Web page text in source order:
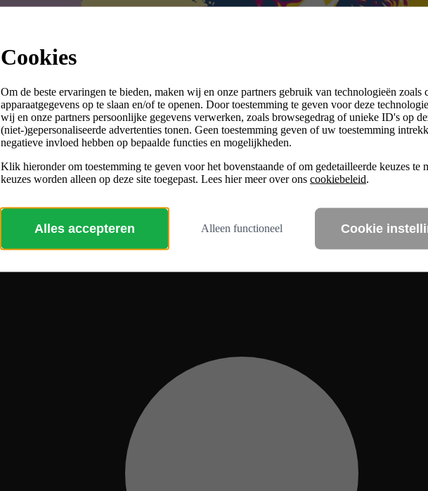
Cookies
Om de beste ervaringen te bieden, maken wij en onze partners gebruik van technologieën zoals
apparaatgegevens op te slaan en/of te openen. Door toestemming te geven voor deze
wij en onze partners persoonlijke gegevens verwerken, zoals browsegedrag of unieke ID's op
(niet-)gepersonaliseerde advertenties tonen. Geen toestemming geven of uw toestemming
negatieve invloed hebben op bepaalde functies en mogelijkheden.
Klik hieronder om toestemming te geven voor het bovenstaande of om gedetailleerde keuzes te
keuzes worden alleen op deze site toegepast. Lees hier meer over ons cookiebeleid.
Alles accepteren Alleen functioneel Cookie